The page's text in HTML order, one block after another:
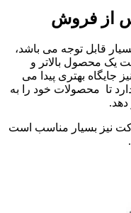
از فروش
قابل توجه می باشد،
یک محصول بالاتر و
جایگاه بهتری پیدا می
تا محصولات خود را به
نیز بسیار مناسب است